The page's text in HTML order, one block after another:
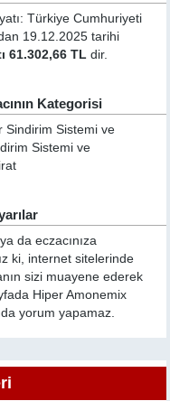
Türkiye Cumhuriyeti
19.12.2025 tarihi
61.302,66 TL dir.
Kategorisi
Sindirim Sistemi ve
Sistemi ve
da eczacınıza
ki, internet sitelerinde
sizi muayene ederek
Hiper Amonemix
yorum yapamaz.